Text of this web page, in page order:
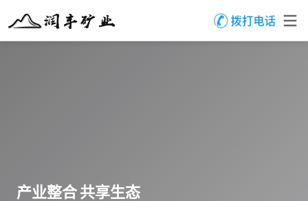
产业整合 共享生态